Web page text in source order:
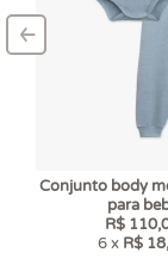
Conjunto body
para
R$
6 x R$
–
‹